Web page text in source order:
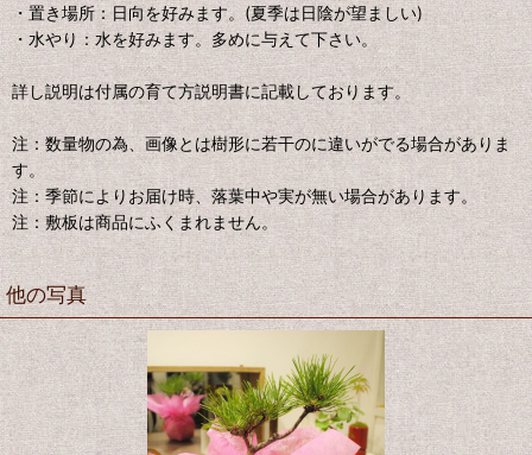
・置き場所：日向を好みます。(夏季は日陰が望ましい)
・水やり：水を好みます。多めに与えて下さい。
詳し説明は付属の育て方説明書に記載しております。
注：数量物の為、画像とは樹形に若干のに違いがでる場合がありま
す。
注：季節によりお届け時、落葉中や実が無い場合があります。
注：敷板は商品にふくまれません。
他の写真